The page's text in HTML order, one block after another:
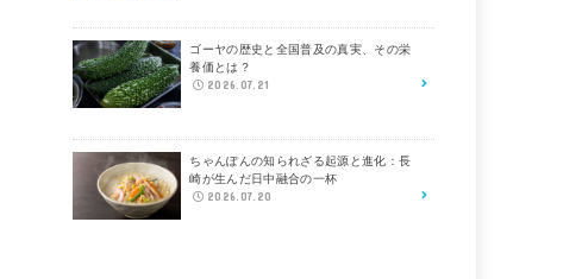
ゴーヤの歴史と全国普及の真実、その栄
養価とは？
2026.07.21
ちゃんぽんの知られざる起源と進化：長
崎が生んだ日中融合の一杯
2026.07.20